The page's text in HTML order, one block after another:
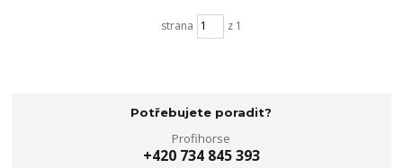
strana z 1
Potřebujete poradit?
Profihorse
+420 734 845 393